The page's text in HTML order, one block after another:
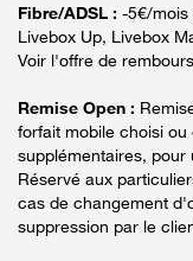
Fibre/ADSL : -5€/mois
Livebox Up, Livebox
Voir l'offre de
Remise Open :
forfait mobile choisi
supplémentaires, pour
Réservé aux
cas de changement
suppression par le